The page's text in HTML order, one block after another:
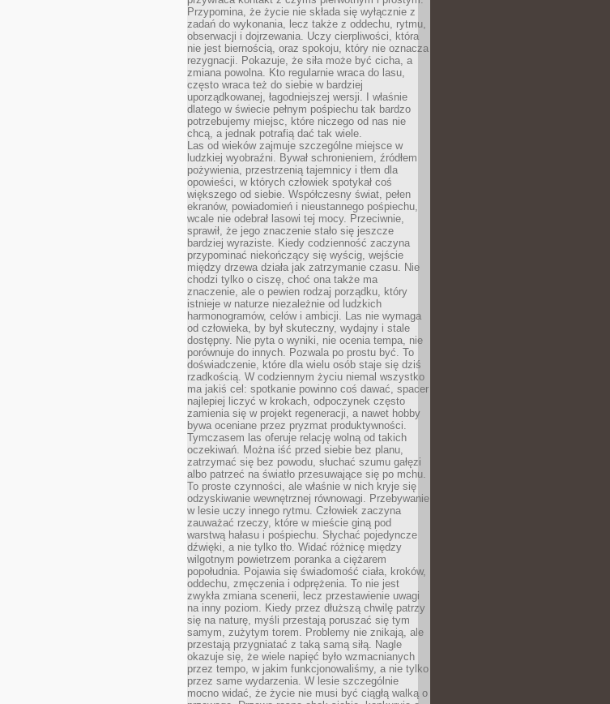
Przypomina, że życie nie składa się wyłącznie z
zadań do wykonania, lecz także z oddechu, rytmu,
obserwacji i dojrzewania. Uczy cierpliwości, która
nie jest biernością, oraz spokoju, który nie oznacza
rezygnacji. Pokazuje, że siła może być cicha, a
zmiana powolna. Kto regularnie wraca do lasu,
często wraca też do siebie w bardziej
uporządkowanej, łagodniejszej wersji. I właśnie
dlatego w świecie pełnym pośpiechu tak bardzo
potrzebujemy miejsc, które niczego od nas nie
chcą, a jednak potrafią dać tak wiele.
Las od wieków zajmuje szczególne miejsce w
ludzkiej wyobraźni. Bywał schronieniem, źródłem
pożywienia, przestrzenią tajemnicy i tłem dla
opowieści, w których człowiek spotykał coś
większego od siebie. Współczesny świat, pełen
ekranów, powiadomień i nieustannego pośpiechu,
wcale nie odebrał lasowi tej mocy. Przeciwnie,
sprawił, że jego znaczenie stało się jeszcze
bardziej wyraziste. Kiedy codzienność zaczyna
przypominać niekończący się wyścig, wejście
między drzewa działa jak zatrzymanie czasu. Nie
chodzi tylko o ciszę, choć ona także ma
znaczenie, ale o pewien rodzaj porządku, który
istnieje w naturze niezależnie od ludzkich
harmonogramów, celów i ambicji. Las nie wymaga
od człowieka, by był skuteczny, wydajny i stale
dostępny. Nie pyta o wyniki, nie ocenia tempa, nie
porównuje do innych. Pozwala po prostu być. To
doświadczenie, które dla wielu osób staje się dziś
rzadkością. W codziennym życiu niemal wszystko
ma jakiś cel: spotkanie powinno coś dawać, spacer
najlepiej liczyć w krokach, odpoczynek często
zamienia się w projekt regeneracji, a nawet hobby
bywa oceniane przez pryzmat produktywności.
Tymczasem las oferuje relację wolną od takich
oczekiwań. Można iść przed siebie bez planu,
zatrzymać się bez powodu, słuchać szumu gałęzi
albo patrzeć na światło przesuwające się po mchu.
To proste czynności, ale właśnie w nich kryje się
odzyskiwanie wewnętrznej równowagi. Przebywanie
w lesie uczy innego rytmu. Człowiek zaczyna
zauważać rzeczy, które w mieście giną pod
warstwą hałasu i pośpiechu. Słychać pojedyncze
dźwięki, a nie tylko tło. Widać różnicę między
wilgotnym powietrzem poranka a ciężarem
popołudnia. Pojawia się świadomość ciała, kroków,
oddechu, zmęczenia i odprężenia. To nie jest
zwykła zmiana scenerii, lecz przestawienie uwagi
na inny poziom. Kiedy przez dłuższą chwilę patrzy
się na naturę, myśli przestają poruszać się tym
samym, zużytym torem. Problemy nie znikają, ale
przestają przygniatać z taką samą siłą. Nagle
okazuje się, że wiele napięć było wzmacnianych
przez tempo, w jakim funkcjonowaliśmy, a nie tylko
przez same wydarzenia. W lesie szczególnie
mocno widać, że życie nie musi być ciągłą walką o